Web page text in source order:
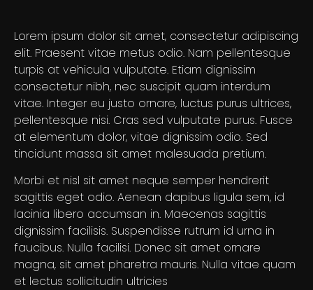
Lorem ipsum dolor sit amet, consectetur adipiscing
elit. Praesent vitae metus odio. Nam pellentesque
turpis at vehicula vulputate. Etiam dignissim
consectetur nibh, nec suscipit quam interdum
vitae. Integer eu justo ornare, luctus purus ultrices,
pellentesque nisi. Cras sed vulputate purus. Fusce
at elementum dolor, vitae dignissim odio. Sed
tincidunt massa sit amet malesuada pretium.
Morbi et nisl sit amet neque semper hendrerit
sagittis eget odio. Aenean dapibus ligula sem, id
lacinia libero accumsan in. Maecenas sagittis
dignissim facilisis. Suspendisse rutrum id urna in
faucibus. Nulla facilisi. Donec sit amet ornare
magna, sit amet pharetra mauris. Nulla vitae quam
et lectus sollicitudin ultricies